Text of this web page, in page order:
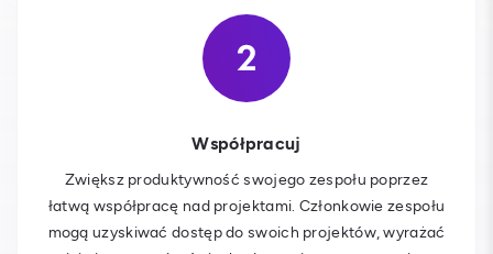
Współpracuj
Zwiększ produktywność swojego zespołu poprzez
łatwą współpracę nad projektami. Członkowie zespołu
mogą uzyskiwać dostęp do swoich projektów, wyrażać